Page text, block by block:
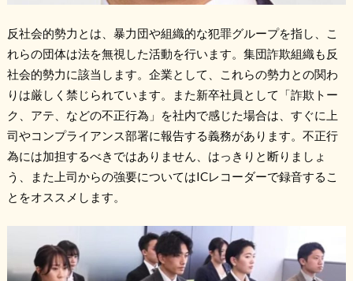
反社会的勢力とは、暴力団や組織的な犯罪グループを指し、こ
れらの団体は法を無視した活動を行います。集団詐欺組織も反
社会的勢力に該当します。企業として、これらの勢力との関わ
りは厳しく禁じられています。また新卒社員として「詐欺トー
ク、アテ、などの不正行為」を社内で感じた場合は、すぐに上
司やコンプライアンス部署に報告する義務があります。不正行
為には加担するべきではありません、はっきりと断りましょ
う、また上司からの強要についてはICレコーダーで録音するこ
とをオススメします。